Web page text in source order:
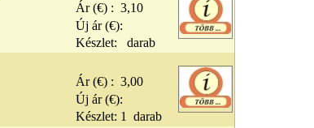
Ár (€) : 3,10
Új ár (€):
Készlet: darab
Ár (€) : 3,00
Új ár (€):
Készlet: 1 darab